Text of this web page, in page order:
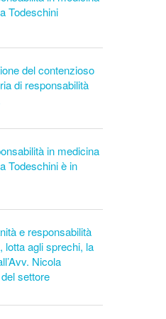
Todeschini
del contenzioso
di responsabilità
in medicina
Todeschini è in
e responsabilità
lotta agli sprechi, la
Nicola
settore